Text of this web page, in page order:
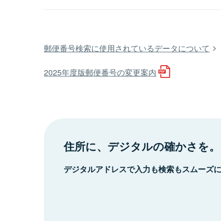
郵便番号検索に使用されているデータについて
2025年度版郵便番号の変更案内
住所に、デジタルの確かさを。
デジタルアドレスで入力も検索もスムーズ